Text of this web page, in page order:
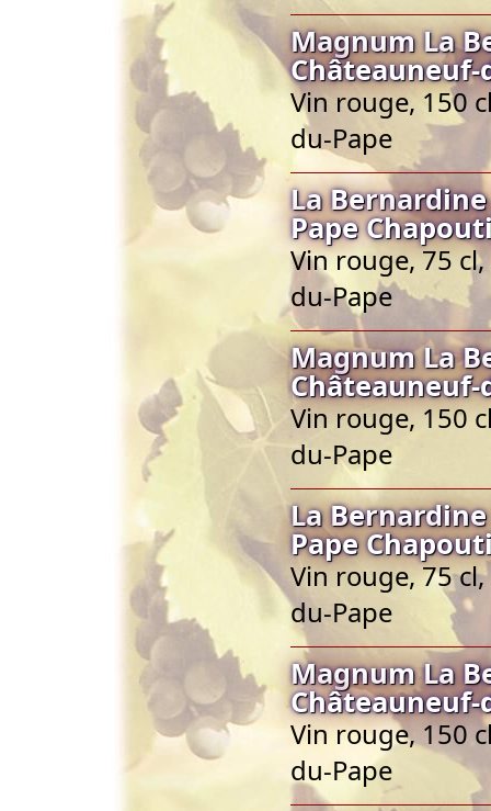
Magnum La
Châteauneuf-
Vin rouge, 150
du-Pape
La
Pape
Vin rouge, 75
du-Pape
Magnum La
Châteauneuf-
Vin rouge, 150
du-Pape
La
Pape
Vin rouge, 75
du-Pape
Magnum La
Châteauneuf-
Vin rouge, 150
du-Pape